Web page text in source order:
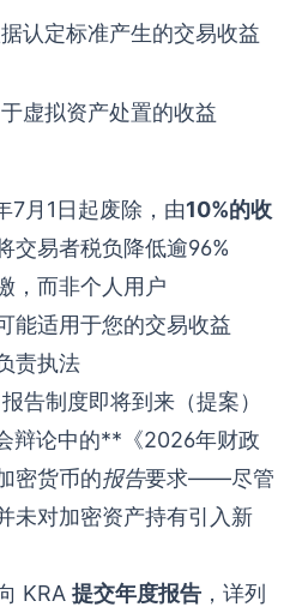
认定标准产生的交易收益
虚拟资产处置的收益
7月1日起废除，由10%的收
易者税负降低逾96%
，而非个人用户
能适用于您的交易收益
责执法
告制度即将到来（提案）
辩论中的**《2026年财政
密货币的报告要求——尽管
未对加密资产持有引入新
KRA 提交年度报告 ，详列